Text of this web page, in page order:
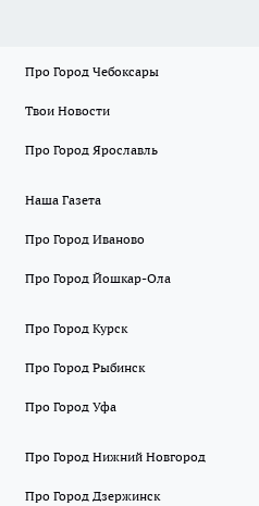
Про Город Чебоксары
Твои Новости
Про Город Ярославль
Наша Газета
Про Город Иваново
Про Город Йошкар-Ола
Про Город Курск
Про Город Рыбинск
Про Город Уфа
Про Город Нижний Новгород
Про Город Дзержинск